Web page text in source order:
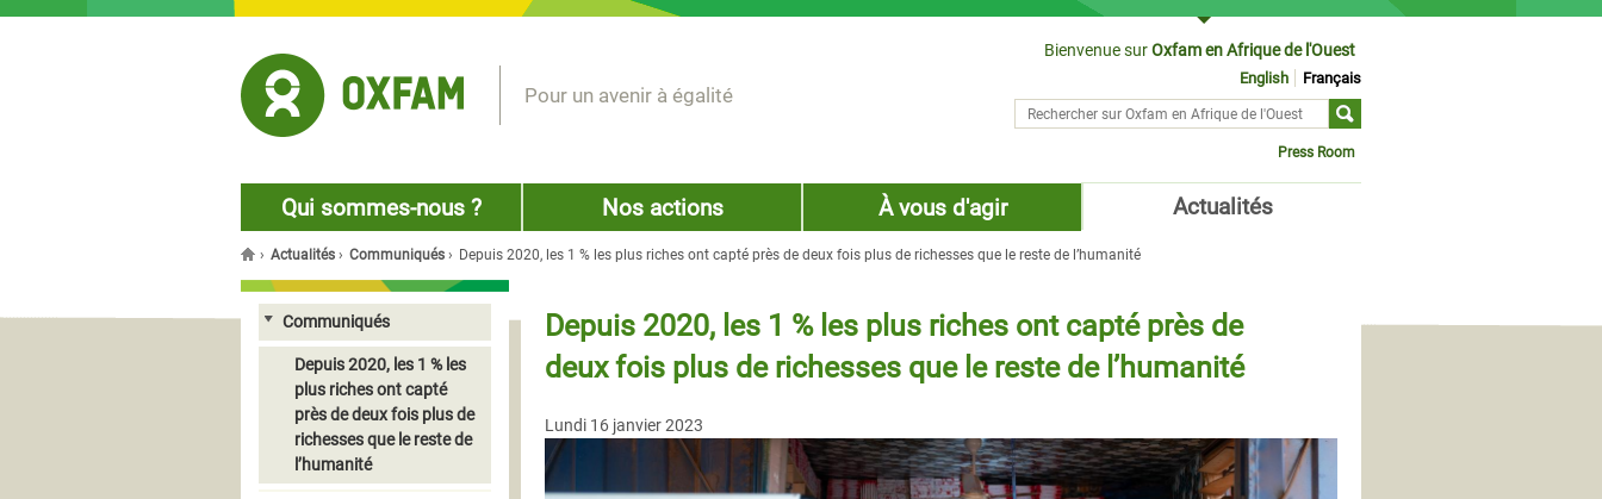
Bienvenue surOxfam en Afrique de l'Ouest
Pour un avenir à égalité
Rechercher sur
English Français
Press Room
Qui sommes-nous ? Nos actions À vous d'agir Actualités
Vous êtes ici
› Actualités › Communiqués › Depuis 2020, les 1 % les plus riches ont capté près de deux fois plus de richesses que le reste de l’humanité
Depuis 2020, les 1 % les plus riches ont capté près de
deux fois plus de richesses que le reste de l’humanité
Lundi 16 janvier 2023
Communiqués
Depuis 2020, les 1 % les
plus riches ont capté
près de deux fois plus de
richesses que le reste de
l’humanité